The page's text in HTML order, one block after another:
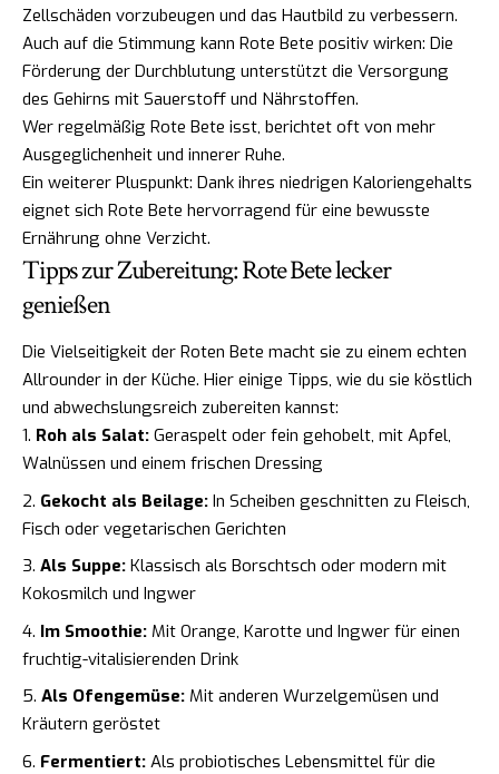
Zellschäden vorzubeugen und das Hautbild zu verbessern.
Auch auf die Stimmung kann Rote Bete positiv wirken: Die
Förderung der Durchblutung unterstützt die Versorgung
des Gehirns mit Sauerstoff und Nährstoffen.
Wer regelmäßig Rote Bete isst, berichtet oft von mehr
Ausgeglichenheit und innerer Ruhe.
Ein weiterer Pluspunkt: Dank ihres niedrigen Kaloriengehalts
eignet sich Rote Bete hervorragend für eine bewusste
Ernährung ohne Verzicht.
Tipps zur Zubereitung: Rote Bete lecker
genießen
Die Vielseitigkeit der Roten Bete macht sie zu einem echten
Allrounder in der Küche. Hier einige Tipps, wie du sie köstlich
und abwechslungsreich zubereiten kannst:
Roh als Salat: Geraspelt oder fein gehobelt, mit Apfel,
Walnüssen und einem frischen Dressing
Gekocht als Beilage: In Scheiben geschnitten zu Fleisch,
Fisch oder vegetarischen Gerichten
Als Suppe: Klassisch als Borschtsch oder modern mit
Kokosmilch und Ingwer
Im Smoothie: Mit Orange, Karotte und Ingwer für einen
fruchtig-vitalisierenden Drink
Als Ofengemüse: Mit anderen Wurzelgemüsen und
Kräutern geröstet
Fermentiert: Als probiotisches Lebensmittel für die